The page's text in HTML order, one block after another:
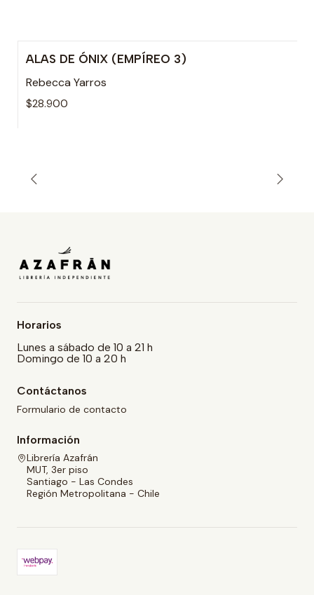
ALAS DE ÓNIX (EMPÍREO 3)
Rebecca Yarros
$28.900
Horarios
Lunes a sábado de 10 a 21 h
Domingo de 10 a 20 h
Contáctanos
Formulario de contacto
Información
Librería Azafrán
MUT, 3er piso
Santiago - Las Condes
Región Metropolitana - Chile